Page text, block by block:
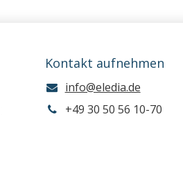
Kontakt aufnehmen
info@eledia.de
+49 30 50 56 10-70